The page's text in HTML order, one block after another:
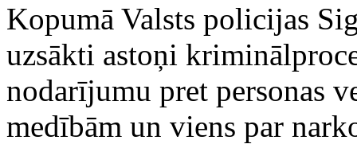
Kopumā Valsts policijas
uzsākti astoņi
nodarījumu pret personas
medībām un viens par